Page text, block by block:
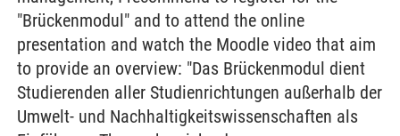
"Brückenmodul" and to attend the online
presentation and watch the Moodle video that aim
to provide an overview: "Das Brückenmodul dient
Studierenden aller Studienrichtungen außerhalb der
Umwelt- und Nachhaltigkeitswissenschaften als